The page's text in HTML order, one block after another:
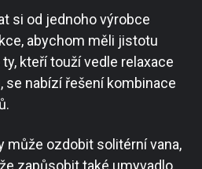
si od jednoho výrobce
abychom měli jistotu
kteří touží vedle relaxace
nabízí řešení kombinace
může ozdobit solitérní vana,
zapůsobit také umyvadlo.